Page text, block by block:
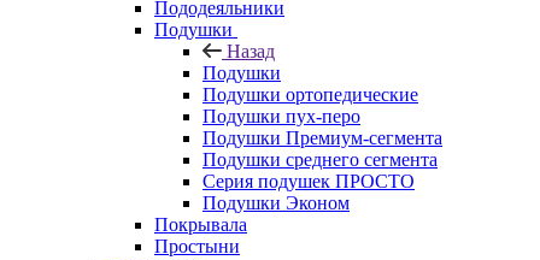
Пододеяльники
Подушки
Назад
Подушки
Подушки ортопедические
Подушки пух-перо
Подушки Премиум-сегмента
Подушки среднего сегмента
Серия подушек ПРОСТО
Подушки Эконом
Покрывала
Простыни